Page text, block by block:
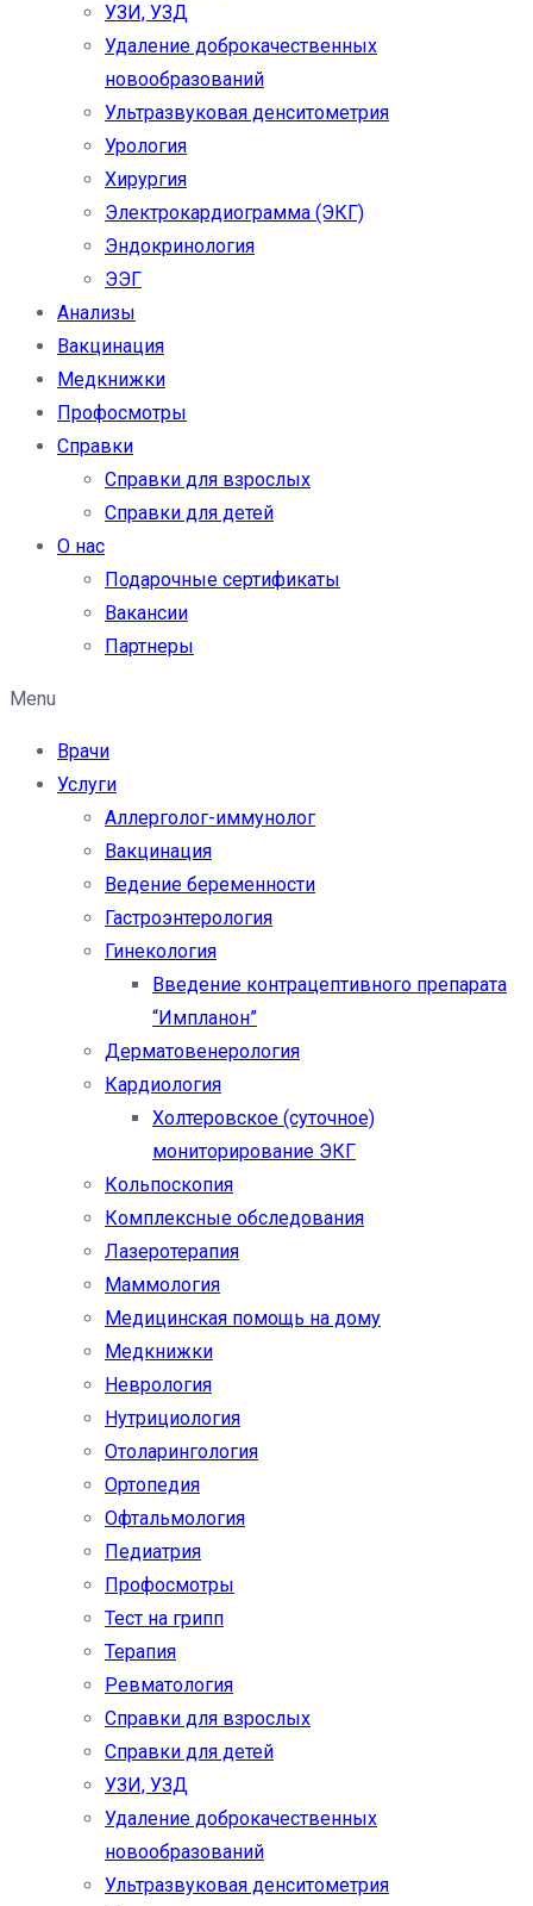
УЗИ, УЗД
Удаление доброкачественных
новообразований
Ультразвуковая денситометрия
Урология
Хирургия
Электрокардиограмма (ЭКГ)
Эндокринология
ЭЭГ
Анализы
Вакцинация
Медкнижки
Профосмотры
Справки
Справки для взрослых
Справки для детей
О нас
Подарочные сертификаты
Вакансии
Партнеры
Menu
Врачи
Услуги
Аллерголог-иммунолог
Вакцинация
Ведение беременности
Гастроэнтерология
Гинекология
Введение контрацептивного препарата
“Импланон”
Дерматовенерология
Кардиология
Холтеровское (суточное)
мониторирование ЭКГ
Кольпоскопия
Комплексные обследования
Лазеротерапия
Маммология
Медицинская помощь на дому
Медкнижки
Неврология
Нутрициология
Отоларингология
Ортопедия
Офтальмология
Педиатрия
Профосмотры
Тест на грипп
Терапия
Ревматология
Справки для взрослых
Справки для детей
УЗИ, УЗД
Удаление доброкачественных
новообразований
Ультразвуковая денситометрия